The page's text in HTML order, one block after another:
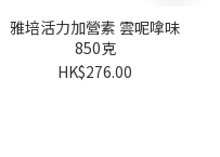
雅培活力加營素 雲呢嗱味
850克
HK$276.00